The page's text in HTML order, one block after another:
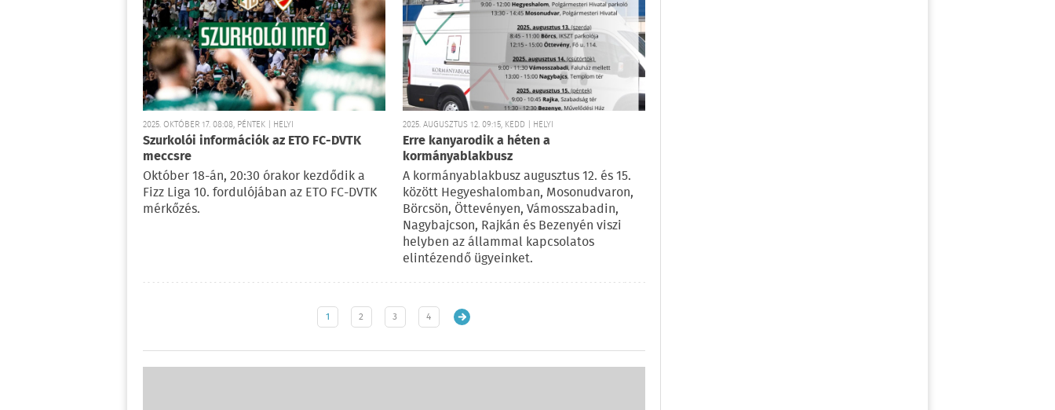
2025. OKTÓBER 17. 08:08, PÉNTEK | HELYI
Szurkolói információk az ETO FC-DVTK
meccsre
Október 18-án, 20:30 órakor kezdődik a
Fizz Liga 10. fordulójában az ETO FC-DVTK
mérkőzés.
2025. AUGUSZTUS 12. 09:15, KEDD | HELYI
Erre kanyarodik a héten a
kormányablakbusz
A kormányablakbusz augusztus 12. és 15.
között Hegyeshalomban, Mosonudvaron,
Börcsön, Öttevényen, Vámosszabadin,
Nagybajcson, Rajkán és Bezenyén viszi
helyben az állammal kapcsolatos
elintézendő ügyeinket.
1 2 3 4